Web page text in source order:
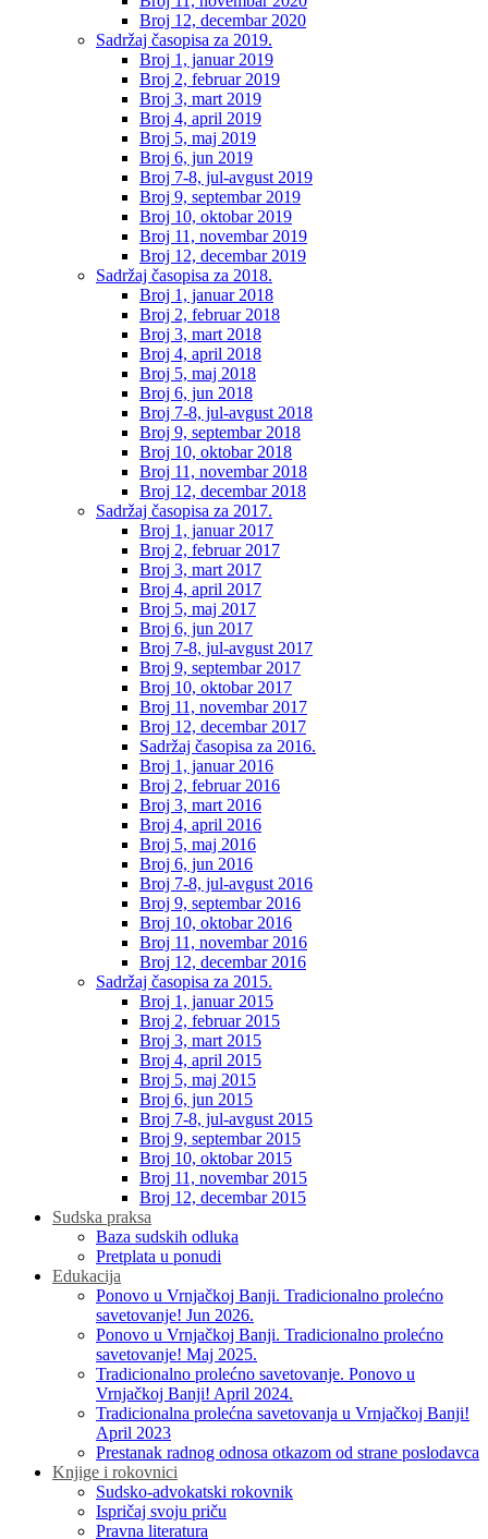
Broj 12, decembar 2020
Sadržaj časopisa za 2019.
Broj 1, januar 2019
Broj 2, februar 2019
Broj 3, mart 2019
Broj 4, april 2019
Broj 5, maj 2019
Broj 6, jun 2019
Broj 7-8, jul-avgust 2019
Broj 9, septembar 2019
Broj 10, oktobar 2019
Broj 11, novembar 2019
Broj 12, decembar 2019
Sadržaj časopisa za 2018.
Broj 1, januar 2018
Broj 2, februar 2018
Broj 3, mart 2018
Broj 4, april 2018
Broj 5, maj 2018
Broj 6, jun 2018
Broj 7-8, jul-avgust 2018
Broj 9, septembar 2018
Broj 10, oktobar 2018
Broj 11, novembar 2018
Broj 12, decembar 2018
Sadržaj časopisa za 2017.
Broj 1, januar 2017
Broj 2, februar 2017
Broj 3, mart 2017
Broj 4, april 2017
Broj 5, maj 2017
Broj 6, jun 2017
Broj 7-8, jul-avgust 2017
Broj 9, septembar 2017
Broj 10, oktobar 2017
Broj 11, novembar 2017
Broj 12, decembar 2017
Sadržaj časopisa za 2016.
Broj 1, januar 2016
Broj 2, februar 2016
Broj 3, mart 2016
Broj 4, april 2016
Broj 5, maj 2016
Broj 6, jun 2016
Broj 7-8, jul-avgust 2016
Broj 9, septembar 2016
Broj 10, oktobar 2016
Broj 11, novembar 2016
Broj 12, decembar 2016
Sadržaj časopisa za 2015.
Broj 1, januar 2015
Broj 2, februar 2015
Broj 3, mart 2015
Broj 4, april 2015
Broj 5, maj 2015
Broj 6, jun 2015
Broj 7-8, jul-avgust 2015
Broj 9, septembar 2015
Broj 10, oktobar 2015
Broj 11, novembar 2015
Broj 12, decembar 2015
Sudska praksa
Baza sudskih odluka
Pretplata u ponudi
Edukacija
Ponovo u Vrnjačkoj Banji. Tradicionalno prolećno
savetovanje! Jun 2026.
Ponovo u Vrnjačkoj Banji. Tradicionalno prolećno
savetovanje! Maj 2025.
Tradicionalno prolećno savetovanje. Ponovo u
Vrnjačkoj Banji! April 2024.
Tradicionalna prolećna savetovanja u Vrnjačkoj Banji!
April 2023
Prestanak radnog odnosa otkazom od strane poslodavca
Knjige i rokovnici
Sudsko-advokatski rokovnik
Ispričaj svoju priču
Pravna literatura